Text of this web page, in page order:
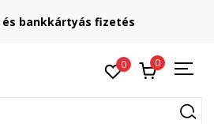
bankkártyás fizetés
0 0